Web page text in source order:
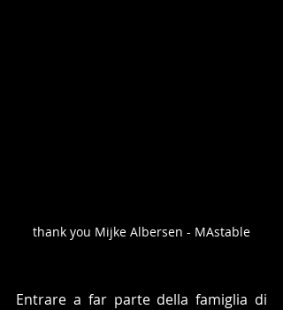
thank you Mijke Albersen - MAstable
Entrare a far parte della famiglia di